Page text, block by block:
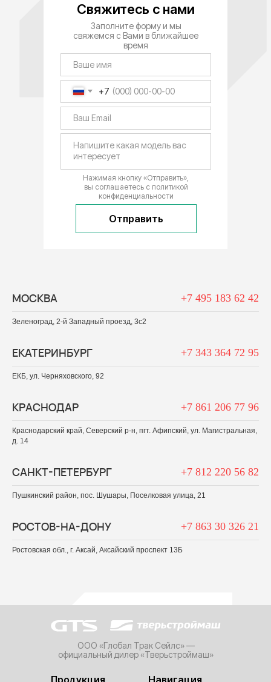
Свяжитесь с нами
Заполните форму и мы
свяжемся с Вами в ближайшее
время
+7
Нажимая кнопку «Отправить»,
вы соглашаетесь с политикой
конфиденциальности
Отправить
МОСКВА +7 495 183 62 42
Зеленоград, 2-й Западный проезд, 3c2
ЕКАТЕРИНБУРГ +7 343 364 72 95
ЕКБ, ул. Черняховского, 92
КРАСНОДАР +7 861 206 77 96
Краснодарский край, Северский р-н, пгт. Афипский, ул. Магистральная,
д. 14
САНКТ-ПЕТЕРБУРГ +7 812 220 56 82
Пушкинский район, пос. Шушары, Поселковая улица, 21
РОСТОВ-НА-ДОНУ +7 863 30 326 21
Ростовская обл., г. Аксай, Аксайский проспект 13Б
ООО «Глобал Трак Сейлс» —
официальный дилер «Тверьстроймаш»
Продукция Навигация